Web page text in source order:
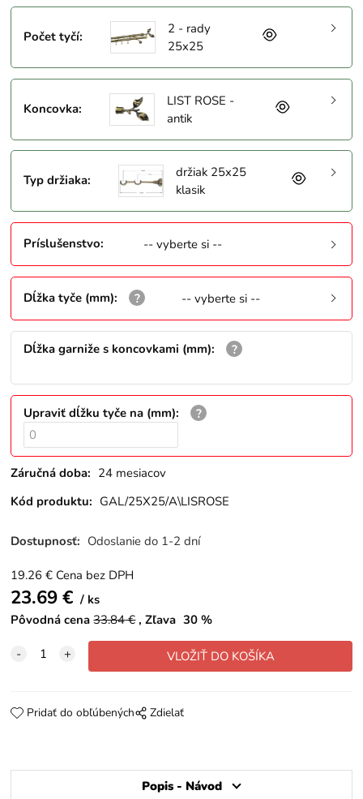
Počet tyčí:
2 - rady
25x25
Koncovka:
LIST ROSE -
antik
Typ držiaka:
držiak 25x25
klasik
Príslušenstvo: -- vyberte si --
Dĺžka tyče (mm): -- vyberte si --
Dĺžka garniže s koncovkami (mm):
Upraviť dĺžku tyče na (mm):
Záručná doba: 24 mesiacov
Kód produktu: GAL/25X25/A\LISROSE
Dostupnosť: Odoslanie do 1-2 dní
19.26 € Cena bez DPH
23.69€
ks
Pôvodná cena 33.84€ Zľava 30 %
Pridať do obľúbených Zdielať
Popis - Návod